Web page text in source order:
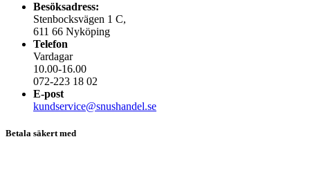
Besöksadress:
Stenbocksvägen 1 C,
611 66 Nyköping
Telefon
Vardagar
10.00-16.00
072-223 18 02
E-post
kundservice@snushandel.se
Betala säkert med